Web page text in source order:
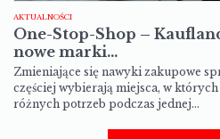
AKTUALNOŚCI
One-Stop-Shop –
nowe marki…
Zmieniające się nawyki zakupowe
częściej wybierają miejsca, w
różnych potrzeb podczas jednej…